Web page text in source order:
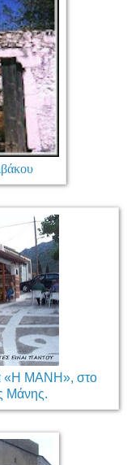
«Η ΜΑΝΗ», στο
Μάνης.